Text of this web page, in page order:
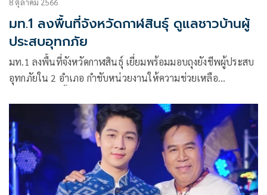
8 ตุลาคม 2566
มท.1 ลงพื้นที่จังหวัดกาฬสินธุ์ ดูแลชาวบ้านผู้
ประสบอุทกภัย
มท.1 ลงพื้นที่จังหวัดกาฬสินธุ์ เยี่ยมพร้อมมอบถุงยังชีพผู้ประสบ
อุทกภัยใน 2 อำเภอ กำชับหน่วยงานให้ความช่วยเหลือ
คลี่คลายเร่งสำรวจความเสียหายและให้ความช่วยเหลือตาม
ระเบียบ